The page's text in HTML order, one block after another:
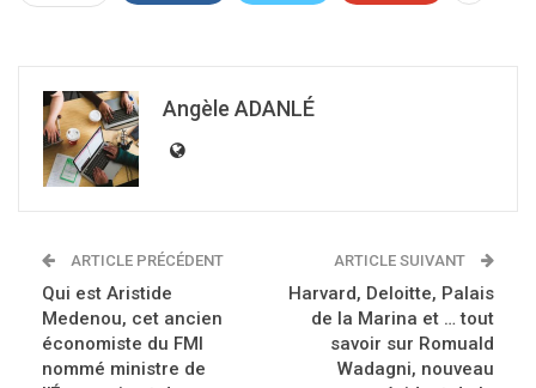
Angèle ADANLÉ
ARTICLE PRÉCÉDENT
Qui est Aristide
Medenou, cet ancien
économiste du FMI
nommé ministre de
ARTICLE SUIVANT
Harvard, Deloitte, Palais
de la Marina et … tout
savoir sur Romuald
Wadagni, nouveau